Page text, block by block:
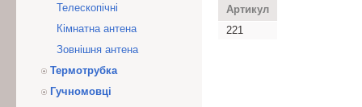
Телескопічні
Кімнатна антена
Зовнішня антена
Термотрубка
Гучномовці
Артикул
221